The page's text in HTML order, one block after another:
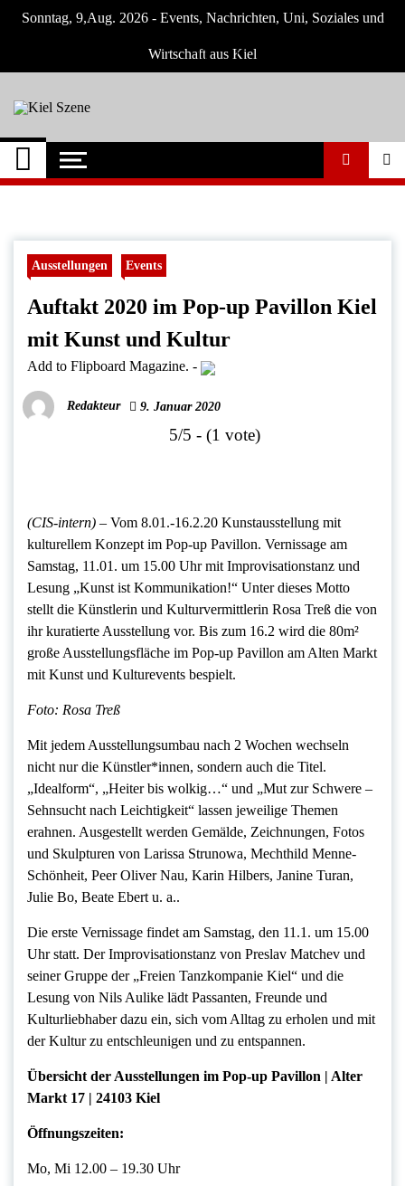
Skip
Sonntag, 9,Aug. 2026 - Events, Nachrichten, Uni, Soziales und
Wirtschaft aus Kiel
Kiel Szene
Neuigkeiten und Nachrichten aus Kiel und
Umgebung
Ausstellungen Events
Auftakt 2020 im Pop-up Pavillon Kiel
mit Kunst und Kultur
Add to Flipboard Magazine. -
Redakteur 9. Januar 2020
5/5 - (1 vote)
(CIS-intern) – Vom 8.01.-16.2.20 Kunstausstellung mit
kulturellem Konzept im Pop-up Pavillon. Vernissage am
Samstag, 11.01. um 15.00 Uhr mit Improvisationstanz und
Lesung „Kunst ist Kommunikation!“ Unter dieses Motto
stellt die Künstlerin und Kulturvermittlerin Rosa Treß die von
ihr kuratierte Ausstellung vor. Bis zum 16.2 wird die 80m²
große Ausstellungsfläche im Pop-up Pavillon am Alten Markt
mit Kunst und Kulturevents bespielt.
Foto: Rosa Treß
Mit jedem Ausstellungsumbau nach 2 Wochen wechseln
nicht nur die Künstler*innen, sondern auch die Titel.
„Idealform“, „Heiter bis wolkig…“ und „Mut zur Schwere –
Sehnsucht nach Leichtigkeit“ lassen jeweilige Themen
erahnen. Ausgestellt werden Gemälde, Zeichnungen, Fotos
und Skulpturen von Larissa Strunowa, Mechthild Menne-
Schönheit, Peer Oliver Nau, Karin Hilbers, Janine Turan,
Julie Bo, Beate Ebert u. a..
Die erste Vernissage findet am Samstag, den 11.1. um 15.00
Uhr statt. Der Improvisationstanz von Preslav Matchev und
seiner Gruppe der „Freien Tanzkompanie Kiel“ und die
Lesung von Nils Aulike lädt Passanten, Freunde und
Kulturliebhaber dazu ein, sich vom Alltag zu erholen und mit
der Kultur zu entschleunigen und zu entspannen.
Übersicht der Ausstellungen im Pop-up Pavillon | Alter
Markt 17 | 24103 Kiel
Öffnungszeiten:
Mo, Mi 12.00 – 19.30 Uhr